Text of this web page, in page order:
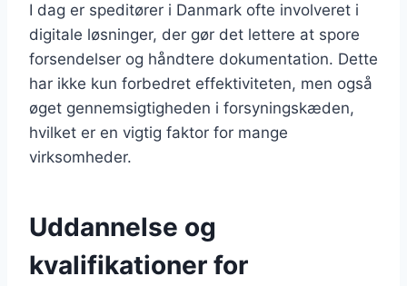
I dag er speditører i Danmark ofte involveret i
digitale løsninger, der gør det lettere at spore
forsendelser og håndtere dokumentation. Dette
har ikke kun forbedret effektiviteten, men også
øget gennemsigtigheden i forsyningskæden,
hvilket er en vigtig faktor for mange
virksomheder.
Uddannelse og
kvalifikationer for